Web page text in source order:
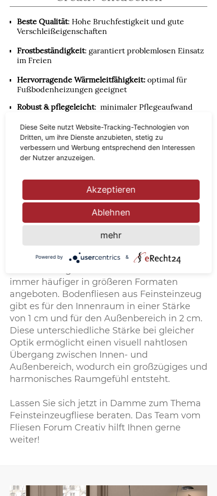
Beste Qualität: Hohe Bruchfestigkeit und gute
Verschleißeigenschaften
Frostbeständigkeit: garantiert problemlosen Einsatz
im Freien
Hervorragende Wärmeleitfähigkeit: optimal für
Fußbodenheizungen geeignet
Robust & pflegeleicht: minimaler Pflegeaufwand
Tolle Optik : natürliches Aussehen garantiert
Vielfalt: große Auswahl an Dekoren, Formaten,
Oberflächen & Farben
Feinsteinzeugfliesen in hoher
Qualität für Ihr Zuhause im
Fliesen Forum Creativ
Das derzeit gängigste Fliesenformat ist die
Bodenfliese in 30 x 60 cm.
immer häufiger in größeren Formaten
angeboten. Bodenfliesen aus Feinsteinzeug
gibt es für den Innenraum in einer Stärke
von 1 cm und für den Außenbereich in 2 cm.
Diese unterschiedliche Stärke bei gleicher
Optik ermöglicht einen visuell nahtlosen
Übergang zwischen Innen- und
Außenbereich, wodurch ein großzügiges und
harmonisches Raumgefühl entsteht.
Lassen Sie sich jetzt in Damme zum Thema
Feinsteinzeugfliese beraten. Das Team vom
Fliesen Forum Creativ hilft Ihnen gerne
weiter!
Diese Seite nutzt Website-Tracking-Technologien von
Dritten, um ihre Dienste anzubieten, stetig zu
verbessern und Werbung entsprechend den Interessen
der Nutzer anzuzeigen.
Akzeptieren
Ablehnen
mehr
Powered by &